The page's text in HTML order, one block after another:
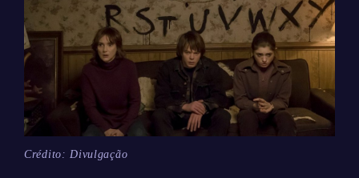
Crédito: Divulgação